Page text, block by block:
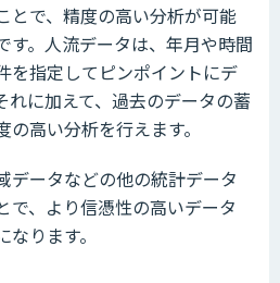
とで、精度の高い分析が可能
す。人流データは、年月や時間
を指定してピンポイントにデ
れに加えて、過去のデータの蓄
高い分析を行えます。
データなどの他の統計データ
で、より信憑性の高いデータ
ります。